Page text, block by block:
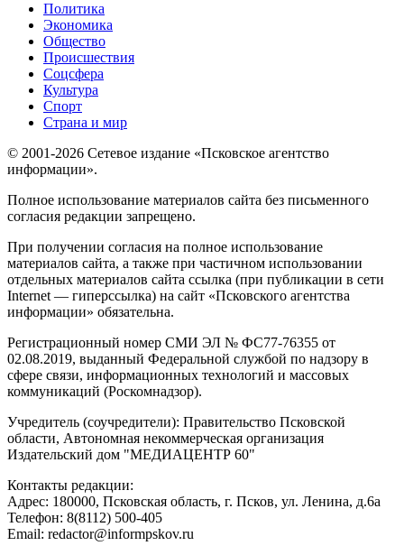
Политика
Экономика
Общество
Происшествия
Соцсфера
Культура
Спорт
Страна и мир
© 2001-2026 Сетевое издание «Псковское агентство
информации».
Полное использование материалов сайта без письменного
согласия редакции запрещено.
При получении согласия на полное использование
материалов сайта, а также при частичном использовании
отдельных материалов сайта ссылка (при публикации в сети
Internet — гиперссылка) на сайт «Псковского агентства
информации» обязательна.
Регистрационный номер СМИ ЭЛ № ФС77-76355 от
02.08.2019, выданный Федеральной службой по надзору в
сфере связи, информационных технологий и массовых
коммуникаций (Роскомнадзор).
Учредитель (соучредители): Правительство Псковской
области, Автономная некоммерческая организация
Издательский дом "МЕДИАЦЕНТР 60"
Контакты редакции:
Адреc: 180000, Псковская область, г. Псков, ул. Ленина, д.6а
Телефон: 8(8112) 500-405
Email: redactor@informpskov.ru